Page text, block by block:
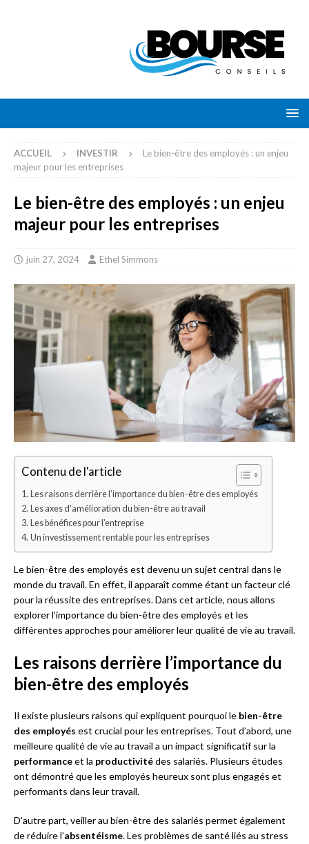
ACCUEIL INVESTIR
Le bien-être des employés : un enjeu
majeur pour les entreprises
Le bien-être des employés : un enjeu
majeur pour les entreprises
juin 27, 2024 Ethel Simmons
Contenu de l'article
Les raisons derrière l’importance du bien-être des employés
Les axes d’amélioration du bien-être au travail
Les bénéfices pour l’entreprise
Un investissement rentable pour les entreprises
Le bien-être des employés est devenu un sujet central dans le
monde du travail. En effet, il apparaît comme étant un facteur clé
pour la réussite des entreprises. Dans cet article, nous allons
explorer l’importance du bien-être des employés et les
différentes approches pour améliorer leur qualité de vie au travail.
Les raisons derrière l’importance du
bien-être des employés
Il existe plusieurs raisons qui expliquent pourquoi le bien-être
des employés est crucial pour les entreprises. Tout d’abord, une
meilleure qualité de vie au travail a un impact significatif sur la
performanceet la productivitédes salariés. Plusieurs études
ont démontré que les employés heureux sont plus engagés et
performants dans leur travail.
D’autre part, veiller au bien-être des salariés permet également
de réduire l’absentéisme. Les problèmes de santé liés au stress